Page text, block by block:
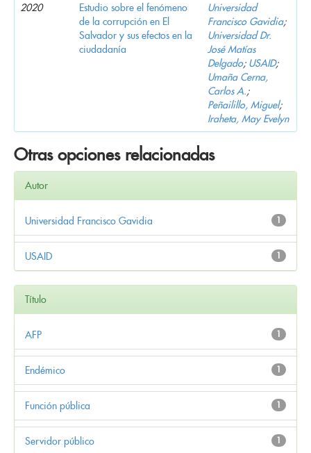
2020
Estudio sobre el fenómeno
de la corrupción en El
Salvador y sus efectos en la
ciudadanía
Universidad
Francisco Gavidia;
Universidad Dr.
José Matías
Delgado; USAID;
Umaña Cerna,
Carlos A.;
Peñailillo, Miguel;
Iraheta, May Evelyn
Otras opciones relacionadas
Autor
1
Universidad Francisco Gavidia
1
USAID
Título
1
AFP
1
Endémico
1
Función pública
1
Servidor público